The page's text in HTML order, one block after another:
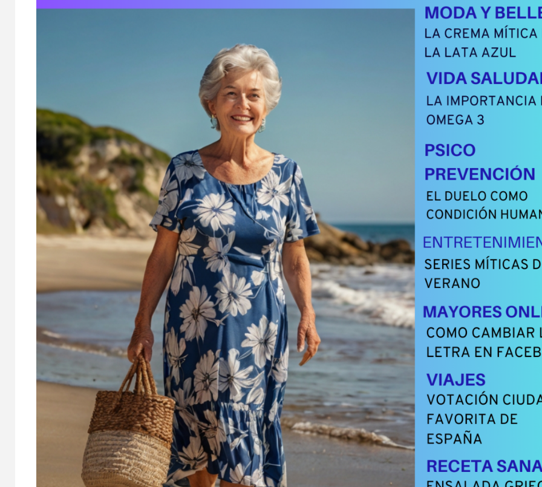
PSICO-PREVENCIÓN
Vuelve el grupo de
amistad y pareja
para mayores
ENTRETENIMIENTO
Tradiciones
navideñas por el
mundo
Regala